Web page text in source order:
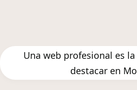
Una web profesional es
destacar en